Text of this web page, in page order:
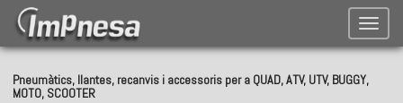
Toggle
Pneumàtics, llantes, recanvis i accessoris per a QUAD, ATV, UTV, BUGGY,
MOTO, SCOOTER